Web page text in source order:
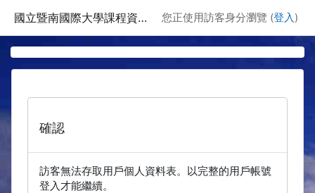
國立暨南國際大學課程資訊網 您正使用訪客身分瀏覽 (登入 )
確認
訪客無法存取用戶個人資料表。以完整的用戶帳號
登入才能繼續。